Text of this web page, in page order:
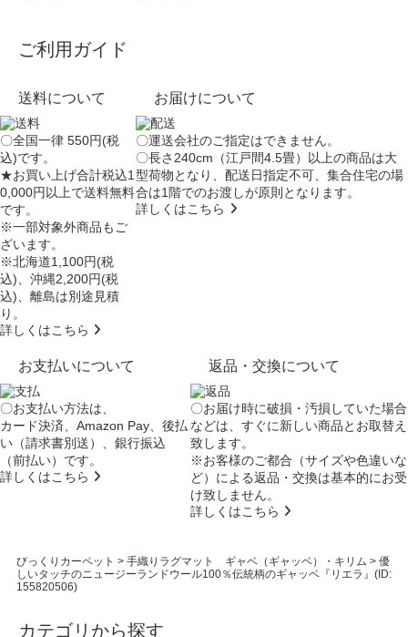
ご利用ガイド
送料について
〇全国一律 550円(税
込)です。
★お買い上げ合計税込1
0,000円以上で送料無料
です。
※一部対象外商品もご
ざいます。
※北海道1,100円(税
込)、沖縄2,200円(税
込)、離島は別途見積
り。
詳しくはこちら
お届けについて
〇運送会社のご指定はできません。
〇長さ240cm（江戸間4.5畳）以上の商品は大
型荷物となり、配送日指定不可、集合住宅の場
合は1階でのお渡しが原則となります。
詳しくはこちら
お支払いについて
〇お支払い方法は、
カード決済、Amazon Pay、後払
い（請求書別送）、銀行振込
（前払い）です。
詳しくはこちら
返品・交換について
〇お届け時に破損・汚損していた場合
などは、すぐに新しい商品とお取替え
致します。
※お客様のご都合（サイズや色違いな
ど）による返品・交換は基本的にお受
け致しません。
詳しくはこちら
びっくりカーペット > 手織りラグマット ギャベ（ギャッベ）・キリム > 優
しいタッチのニュージーランドウール100％伝統柄のギャッベ『リエラ』(ID:
155820506)
カテゴリから探す